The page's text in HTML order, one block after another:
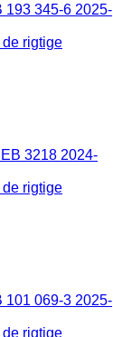
193 345-6 2025-
rigtige
3218 2024-
rigtige
101 069-3 2025-
rigtige